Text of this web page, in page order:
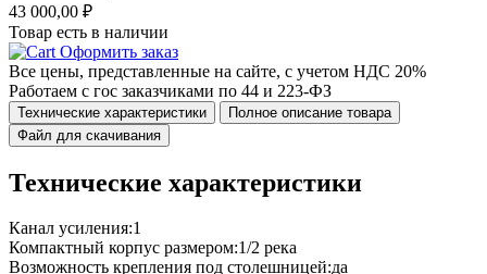
43 000,00 ₽
Товар есть в наличии
Оформить заказ
Все цены, представленные на сайте, с учетом НДС 20%
Работаем с гос заказчиками по 44 и 223-ФЗ
Технические характеристики
Полное описание товара
Файл для скачивания
Технические характеристики
Канал усиления:1
Компактный корпус размером:1/2 река
Возможность крепления под столешницей:да